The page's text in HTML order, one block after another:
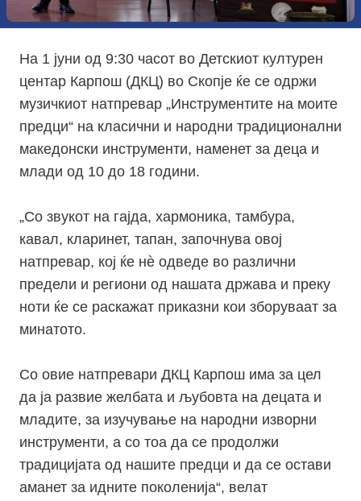
На 1 јуни од 9:30 часот во Детскиот културен
центар Карпош (ДКЦ) во Скопје ќе се одржи
музичкиот натпревар „Инструментите на моите
предци“ на класични и народни традиционални
македонски инструменти, наменет за деца и
млади од 10 до 18 години.
„Со звукот на гајда, хармоника, тамбура,
кавал, кларинет, тапан, започнува овој
натпревар, кој ќе нѐ одведе во различни
предели и региони од нашата држава и преку
ноти ќе се раскажат приказни кои зборуваат за
минатото.
Со овие натпревари ДКЦ Карпош има за цел
да ја развие желбата и љубовта на децата и
младите, за изучување на народни изворни
инструменти, а со тоа да се продолжи
традицијата од нашите предци и да се остави
аманет за идните поколенија“, велат